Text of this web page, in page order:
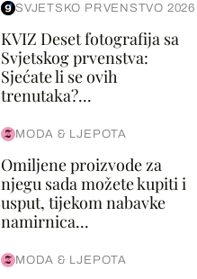
SVJETSKO PRVENSTVO 2026
KVIZ Deset fotografija sa
Svjetskog prvenstva:
Sjećate li se ovih
trenutaka?...
MODA & LJEPOTA
Omiljene proizvode za
njegu sada možete kupiti i
usput, tijekom nabavke
namirnica...
MODA & LJEPOTA